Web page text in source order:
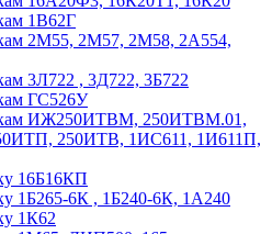
1В62Г
2М55, 2М57, 2М58, 2А554,
3Л722 , 3Д722, 3Б722
ГС526У
ИЖ250ИТВМ, 250ИТВМ.01,
250ИТВ, 1ИС611, 1И611П,
16Б16КП
1Б265-6К , 1Б240-6К, 1А240
1К62